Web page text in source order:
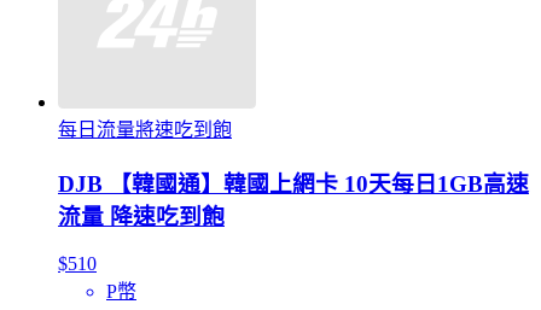
每日流量將速吃到飽
DJB 【韓國通】韓國上網卡 10天每日1GB高速
流量 降速吃到飽
$510
P幣